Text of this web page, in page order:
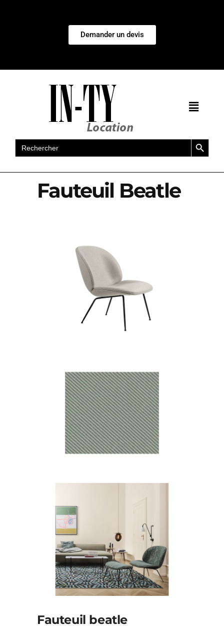
Demander un devis
Search
for:
Search Button
Fauteuil Beatle
Fauteuil beatle